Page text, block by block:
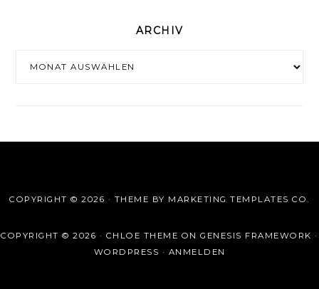
ARCHIV
COPYRIGHT © 2026 · THEME BY MARKETING TEMPLATES CO.
COPYRIGHT © 2026 · CHLOE THEME ONGENESIS FRAMEWORK ·
WORDPRESS · ANMELDEN